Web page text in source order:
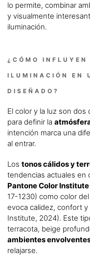
lo permite, combinar
y visualmente
iluminación.
¿CÓMO
ILUMINACIÓN EN
DISEÑADO?
El color y la luz son
para definir la
intención marca una
al entrar.
Los tonos cálidos y
tendencias actuales en
Pantone Color Institute
17-1230) como color
evoca calidez, confort
Institute, 2024). Este
terracota, beige
ambientes
relajarse.